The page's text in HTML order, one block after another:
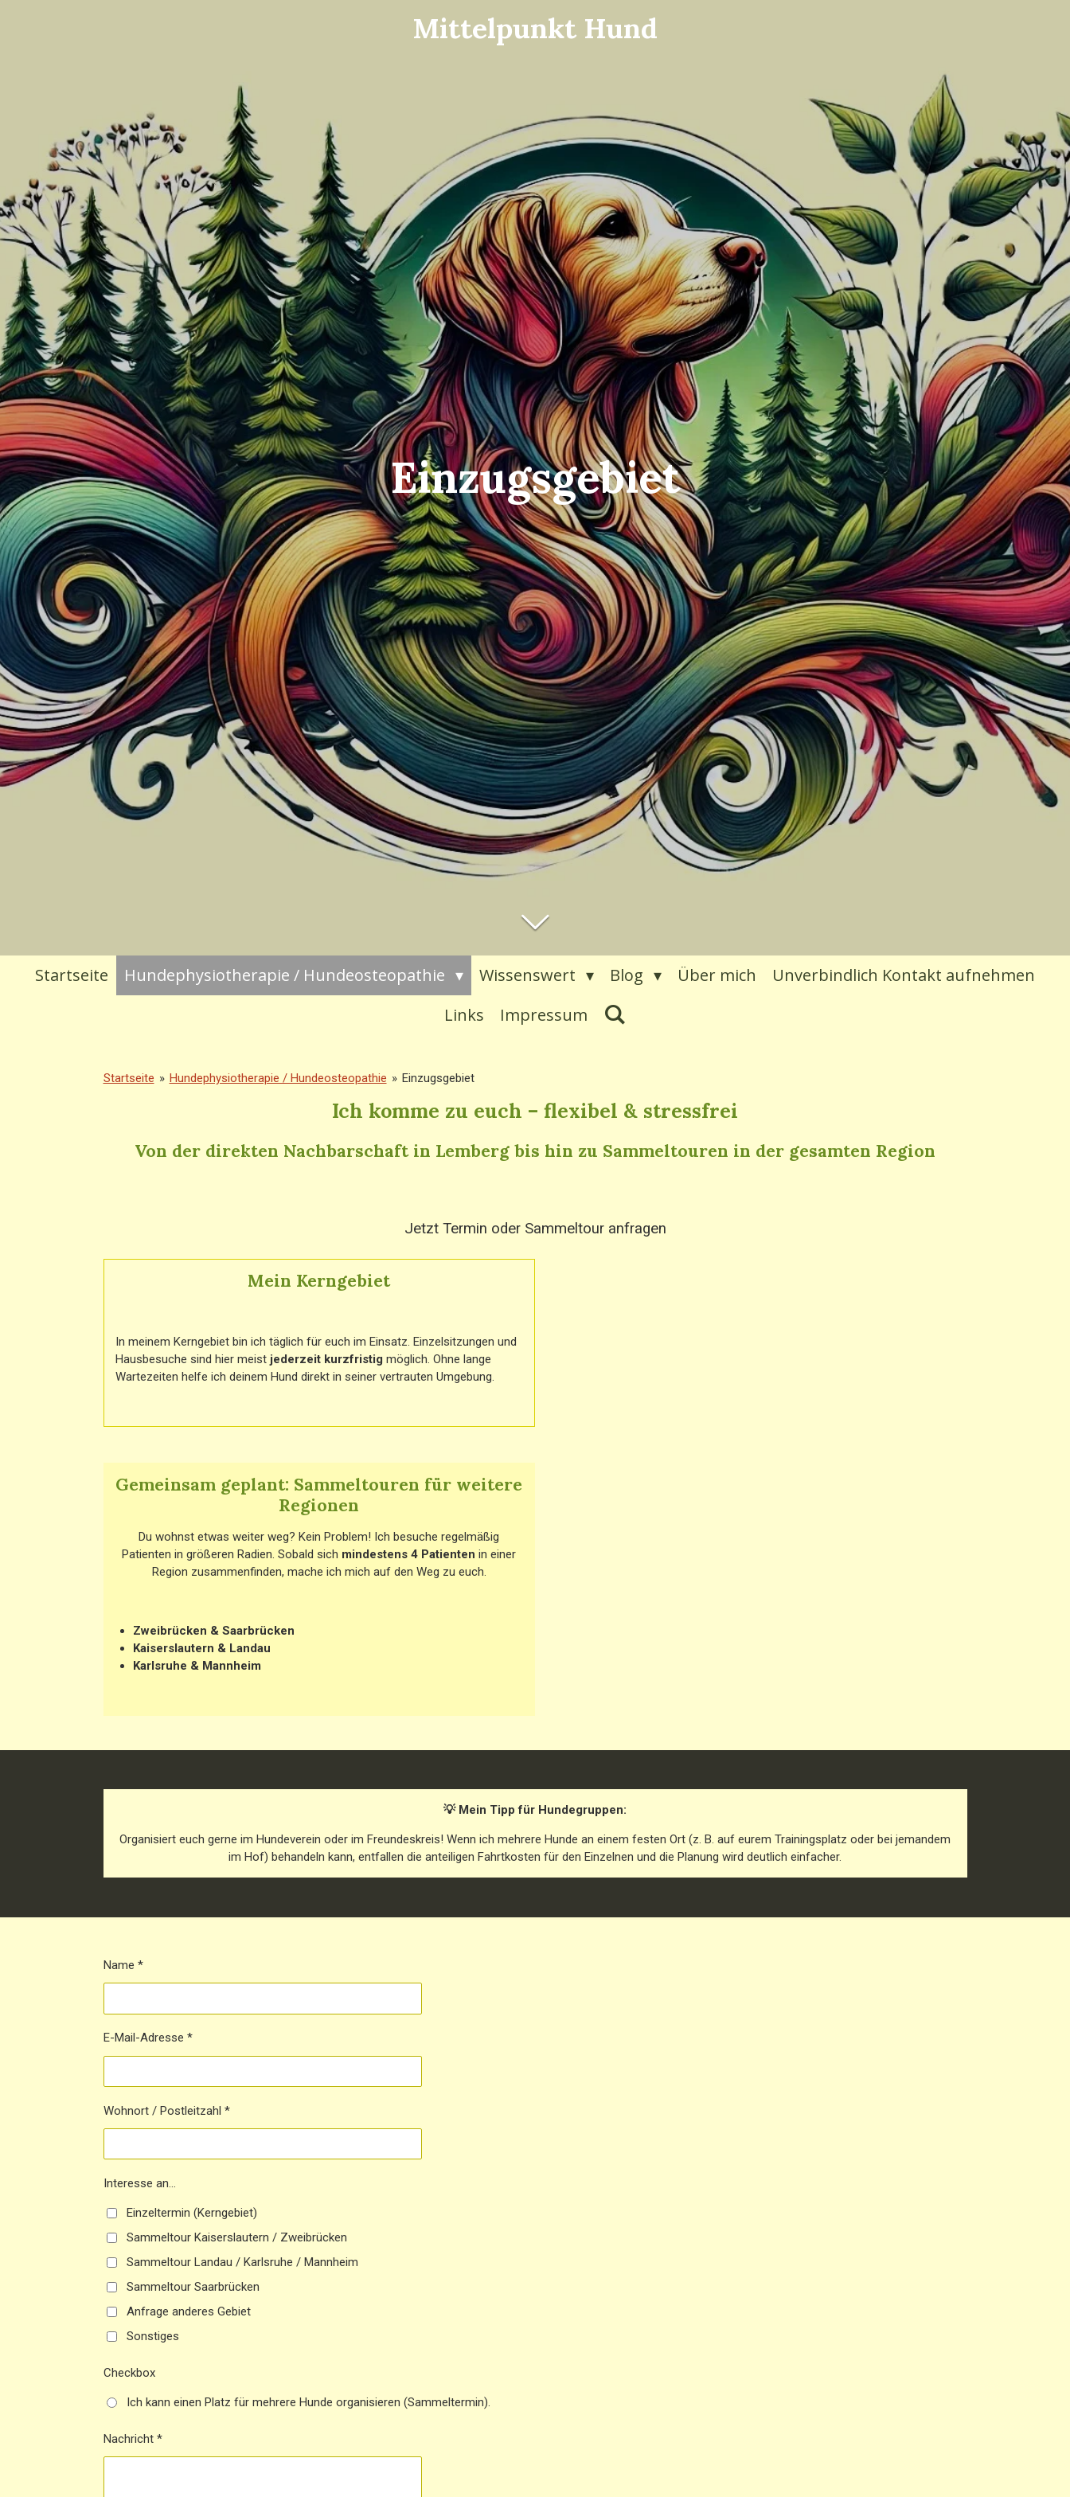
Mittelpunkt Hund
Einzugsgebiet
Startseite Hundephysiotherapie / Hundeosteopathie Wissenswert Blog Über mich
Unverbindlich Kontakt aufnehmen
Links
Impressum
Startseite » Hundephysiotherapie / Hundeosteopathie » Einzugsgebiet
Ich komme zu euch – flexibel & stressfrei
Von der direkten Nachbarschaft in Lemberg bis hin zu Sammeltouren in der gesamten Region
Jetzt Termin oder Sammeltour anfragen
Mein Kerngebiet
In meinem Kerngebiet bin ich täglich für euch im Einsatz. Einzelsitzungen und
Hausbesuche sind hier meist jederzeit kurzfristig möglich. Ohne lange
Wartezeiten helfe ich deinem Hund direkt in seiner vertrauten Umgebung.
Gemeinsam geplant: Sammeltouren für weitere
Regionen
Du wohnst etwas weiter weg? Kein Problem! Ich besuche regelmäßig
Patienten in größeren Radien. Sobald sich mindestens 4 Patienten in einer
Region zusammenfinden, mache ich mich auf den Weg zu euch.
Zweibrücken & Saarbrücken
Kaiserslautern & Landau
Karlsruhe & Mannheim
💡 Mein Tipp für Hundegruppen:
Organisiert euch gerne im Hundeverein oder im Freundeskreis! Wenn ich mehrere Hunde an einem festen Ort (z. B. auf eurem Trainingsplatz oder bei jemandem
im Hof) behandeln kann, entfallen die anteiligen Fahrtkosten für den Einzelnen und die Planung wird deutlich einfacher.
Name *
E-Mail-Adresse *
Wohnort / Postleitzahl *
Interesse an...
Einzeltermin (Kerngebiet)
Sammeltour Kaiserslautern / Zweibrücken
Sammeltour Landau / Karlsruhe / Mannheim
Sammeltour Saarbrücken
Anfrage anderes Gebiet
Sonstiges
Checkbox
Ich kann einen Platz für mehrere Hunde organisieren (Sammeltermin).
Nachricht *